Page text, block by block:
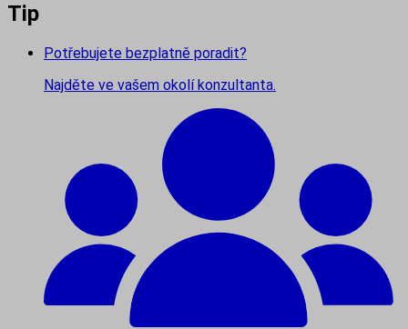
Tip
Potřebujete bezplatně poradit?
Najděte ve vašem okolí konzultanta.